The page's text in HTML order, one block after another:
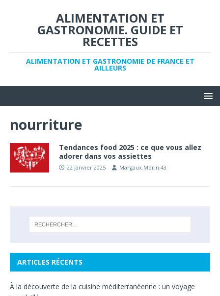
ALIMENTATION ET
GASTRONOMIE. GUIDE ET
RECETTES
ALIMENTATION ET GASTRONOMIE DE FRANCE ET
AILLEURS
nourriture
Tendances food 2025 : ce que vous allez
adorer dans vos assiettes
22 janvier 2025 Margaux.Morin.43
ARTICLES RÉCENTS
À la découverte de la cuisine méditerranéenne : un voyage